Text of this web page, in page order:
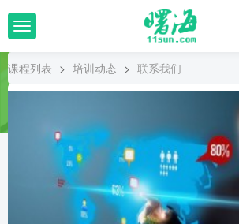
T
o
g
l
课程列表 > 培训动态 > 联系我们